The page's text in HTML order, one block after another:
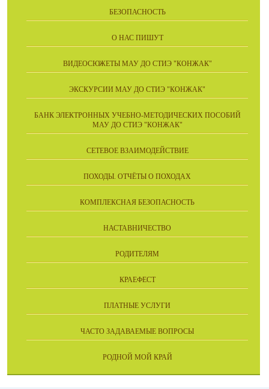
БЕЗОПАСНОСТЬ
О НАС ПИШУТ
ВИДЕОСЮЖЕТЫ МАУ ДО СТИЭ "КОНЖАК"
ЭКСКУРСИИ МАУ ДО СТИЭ "КОНЖАК"
БАНК ЭЛЕКТРОННЫХ УЧЕБНО-МЕТОДИЧЕСКИХ ПОСОБИЙ
МАУ ДО СТИЭ "КОНЖАК"
СЕТЕВОЕ ВЗАИМОДЕЙСТВИЕ
ПОХОДЫ. ОТЧЁТЫ О ПОХОДАХ
КОМПЛЕКСНАЯ БЕЗОПАСНОСТЬ
НАСТАВНИЧЕСТВО
РОДИТЕЛЯМ
КРАЕФЕСТ
ПЛАТНЫЕ УСЛУГИ
ЧАСТО ЗАДАВАЕМЫЕ ВОПРОСЫ
РОДНОЙ МОЙ КРАЙ